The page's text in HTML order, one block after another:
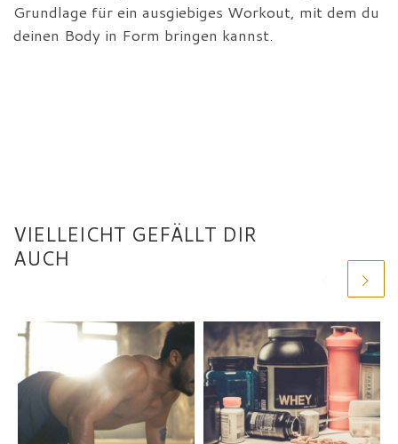
Grundlage für ein ausgiebiges Workout, mit dem du
deinen Body in Form bringen kannst.
VIELLEICHT GEFÄLLT DIR
AUCH